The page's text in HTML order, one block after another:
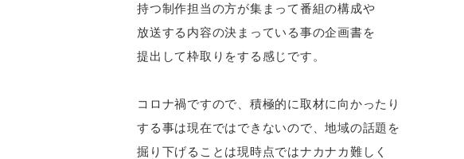
持つ制作担当の方が集まって番組の構成や
放送する内容の決まっている事の企画書を
提出して枠取りをする感じです。
コロナ禍ですので、積極的に取材に向かったり
する事は現在ではできないので、地域の話題を
掘り下げることは現時点ではナカナカ難しく